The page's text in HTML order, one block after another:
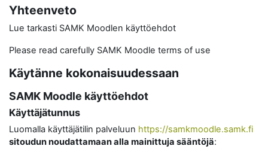
Yhteenveto
Lue tarkasti SAMK Moodlen käyttöehdot
Please read carefully SAMK Moodle terms of use
Käytänne kokonaisuudessaan
SAMK Moodle käyttöehdot
Käyttäjätunnus
Luomalla käyttäjätilin palveluun https://samkmoodle.samk.fi
sitoudun noudattamaan alla mainittuja sääntöjä: